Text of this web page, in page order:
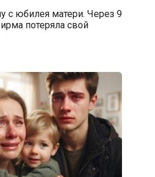
с юбилея матери. Через 9
потеряла свой